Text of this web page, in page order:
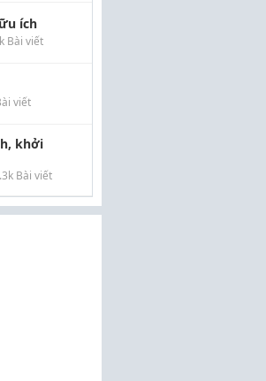
ích
Bài viết
viết
khởi
Bài viết